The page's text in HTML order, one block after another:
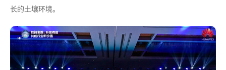
长的土壤环境。